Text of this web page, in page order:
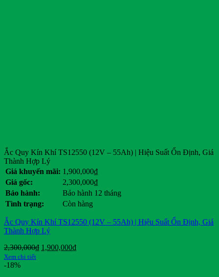
Ắc Quy Kín Khí TS12550 (12V – 55Ah) | Hiệu Suất Ổn Định, Giá
Thành Hợp Lý
Giá khuyến mãi: 1,900,000₫
Giá gốc:
2,300,000₫
Bảo hành:
Bảo hành 12 tháng
Tình trạng:
Còn hàng
Ắc Quy Kín Khí TS12550 (12V – 55Ah) | Hiệu Suất Ổn Định, Giá
Thành Hợp Lý
2,300,000₫ Giá
1,900,000₫Giá
Xem chi tiết
-18%